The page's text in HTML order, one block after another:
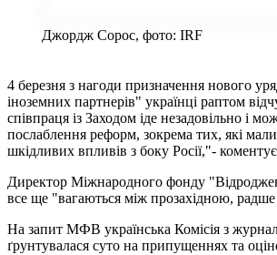
Джордж Сорос, фото: IRF
4 березня з нагоди призначення нового
іноземних партнерів" українці раптом
співпраця із Заходом іде незадовільно і
послаблення реформ, зокрема тих, які
шкідливих впливів з боку Росії,"- коментує
Директор Міжнародного фонду
все ще "вагаються між прозахідною, радше
На запит МФВ українська Комісія з
ґрунтувалася суто на припущеннях та